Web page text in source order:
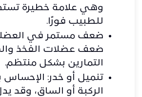
وهي علامة خطيرة
للطبيب فورًا.
ضعف مستمر في
ضعف عضلات الفخذ
التمارين بشكل منتظم.
تنميل أو خدر:
الركبة أو الساق، وقد